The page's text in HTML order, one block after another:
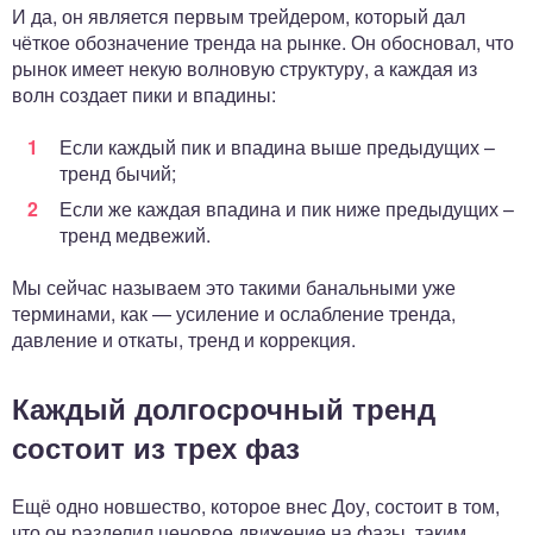
И да, он является первым трейдером, который дал
чёткое обозначение тренда на рынке. Он обосновал, что
рынок имеет некую волновую структуру, а каждая из
волн создает пики и впадины:
Если каждый пик и впадина выше предыдущих –
тренд бычий;
Если же каждая впадина и пик ниже предыдущих –
тренд медвежий.
Мы сейчас называем это такими банальными уже
терминами, как — усиление и ослабление тренда,
давление и откаты, тренд и коррекция.
Каждый долгосрочный тренд
состоит из трех фаз
Ещё одно новшество, которое внес Доу, состоит в том,